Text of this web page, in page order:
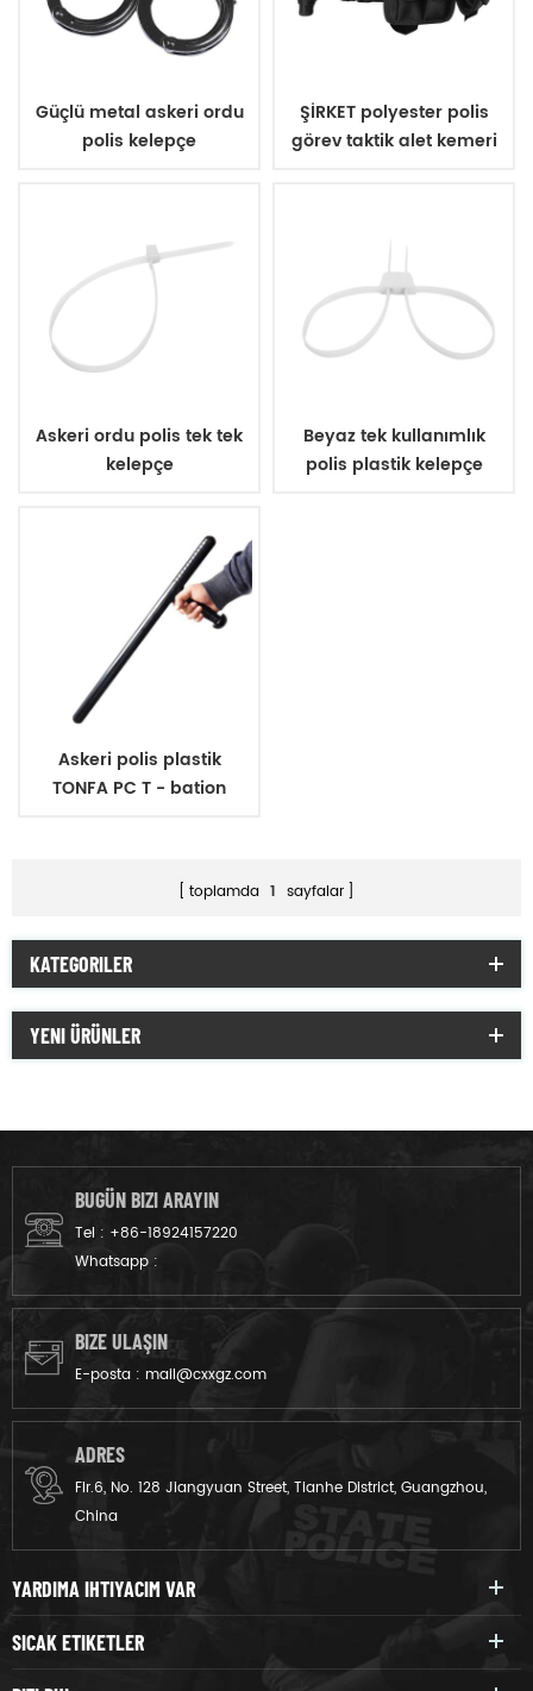
Güçlü metal askeri ordu
polis kelepçe
ŞİRKET polyester polis
görev taktik alet kemeri
Askeri ordu polis tek tek
kelepçe
Beyaz tek kullanımlık
polis plastik kelepçe
Askeri polis plastik
TONFA PC T - bation
toplamda 1 sayfalar
KATEGORILER
YENI ÜRÜNLER
BUGÜN BIZI ARAYIN
Tel : +86-18924157220
Whatsapp :
BIZE ULAŞIN
E-posta : mail@cxxgz.com
ADRES
Flr.6, No. 128 Jiangyuan Street, Tianhe District, Guangzhou,
China
YARDIMA IHTIYACIM VAR
SICAK ETIKETLER